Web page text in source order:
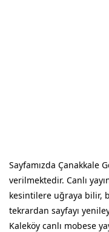
Sayfamızda Çanakkale
verilmektedir. Canlı
kesintilere uğraya bilir,
tekrardan sayfayı
Kaleköy canlı mobese